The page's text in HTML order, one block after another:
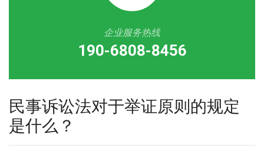
企业服务热线
190-6808-8456
民事诉讼法对于举证原则的规定
是什么？